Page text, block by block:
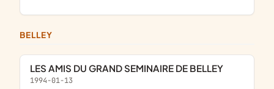
BELLEY
LES AMIS DU GRAND SEMINAIRE DE BELLEY
1994-01-13